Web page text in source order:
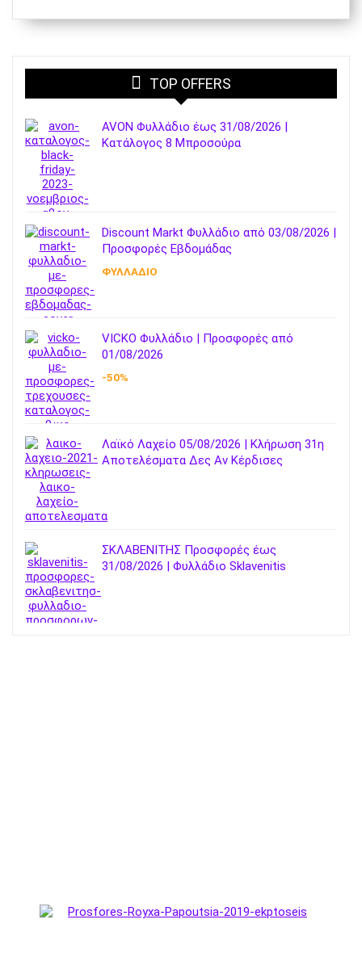
TOP OFFERS
AVON Φυλλάδιο έως 31/08/2026 |
Κατάλογος 8 Μπροσούρα
Discount Markt Φυλλάδιο από 03/08/2026 |
Προσφορές Εβδομάδας
ΦΥΛΛΑΔΙΟ
VICKO Φυλλάδιο | Προσφορές από
01/08/2026
-50%
Λαϊκό Λαχείο 05/08/2026 | Κλήρωση 31η
Αποτελέσματα Δες Αν Κέρδισες
ΣΚΛΑΒΕΝΙΤΗΣ Προσφορές έως
31/08/2026 | Φυλλάδιο Sklavenitis